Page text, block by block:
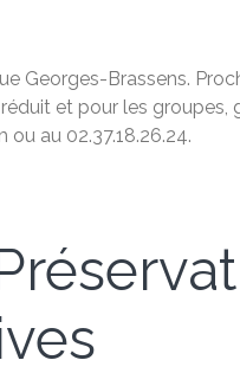
Georges-Brassens.
et pour les
au 02.37.18.26.24.